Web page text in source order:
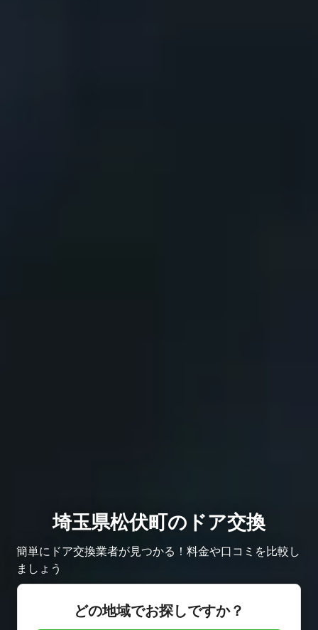
埼玉県松伏町のドア交換
簡単にドア交換業者が見つかる！料金や口コミを比較し
ましょう
どの地域でお探しですか？